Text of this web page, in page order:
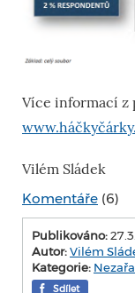
Více informací z
Vilém Sládek
Komentáře (6)
Publikováno:
Autor:Vilém
Kategorie:
Sdílet